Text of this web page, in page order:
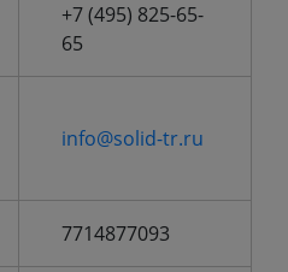
+7 (495) 825-65-
65
info@solid-tr.ru
7714877093